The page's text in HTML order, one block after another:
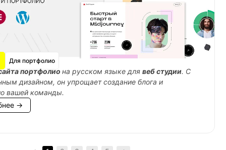
Для портфолио
портфолиона русском языке длявеб студии. С
дизайном, он упрощает создание блога и
вашей команды.
→